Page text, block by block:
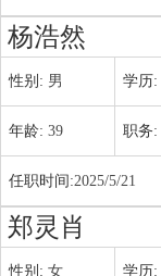
杨浩然
性别: 男 学历:
年龄: 39 职务:
任职时间:2025/5/21
郑灵肖
性别: 女 学历: